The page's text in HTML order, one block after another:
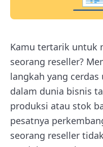
Kamu tertarik untuk
seorang reseller?
langkah yang
dalam dunia bisnis
produksi atau stok
pesatnya
seorang reseller